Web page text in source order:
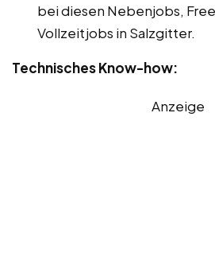
bei diesen Nebenjobs,
Vollzeitjobs in Salzgitter.
Technisches Know-how:
Anzeige